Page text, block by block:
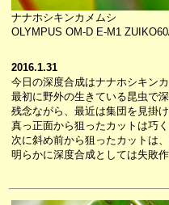
ナナホシキンカメムシ
OLYMPUS OM-D E-M1
2016.1.31
今日の深度合成はナナホシキンカ
最初に野外の生きている昆虫で
残念ながら、最近は集団を見掛
真っ正面から狙ったカットは巧
次に斜め前から狙ったカットは
明らかに深度合成としては失敗